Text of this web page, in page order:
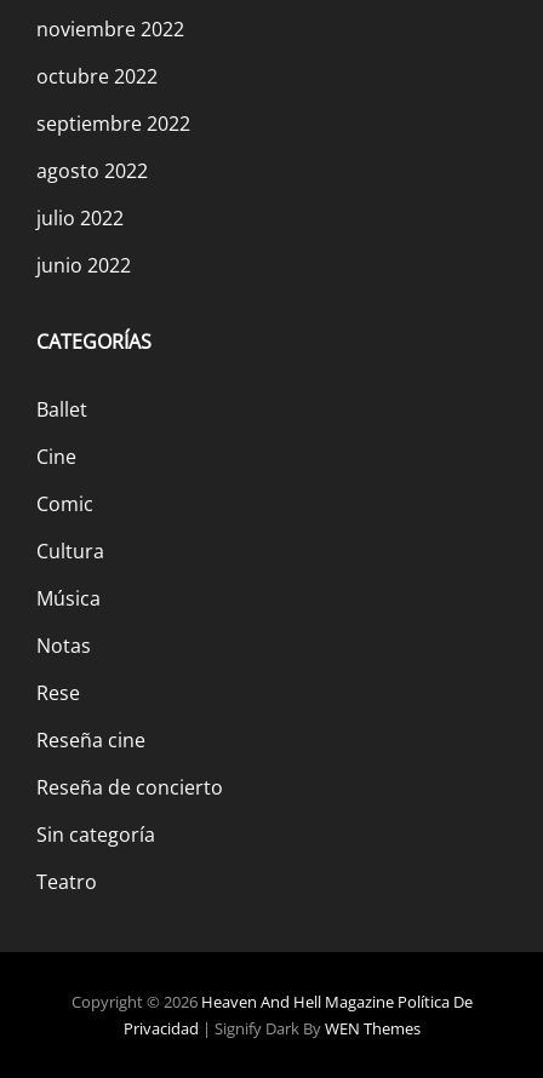
noviembre 2022
octubre 2022
septiembre 2022
agosto 2022
julio 2022
junio 2022
CATEGORÍAS
Ballet
Cine
Comic
Cultura
Música
Notas
Rese
Reseña cine
Reseña de concierto
Sin categoría
Teatro
Copyright © 2026 Heaven And Hell Magazine Política De
Privacidad | Signify Dark ByWEN Themes